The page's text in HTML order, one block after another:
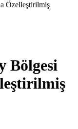
Özelleştirilmiş
Bölgesi